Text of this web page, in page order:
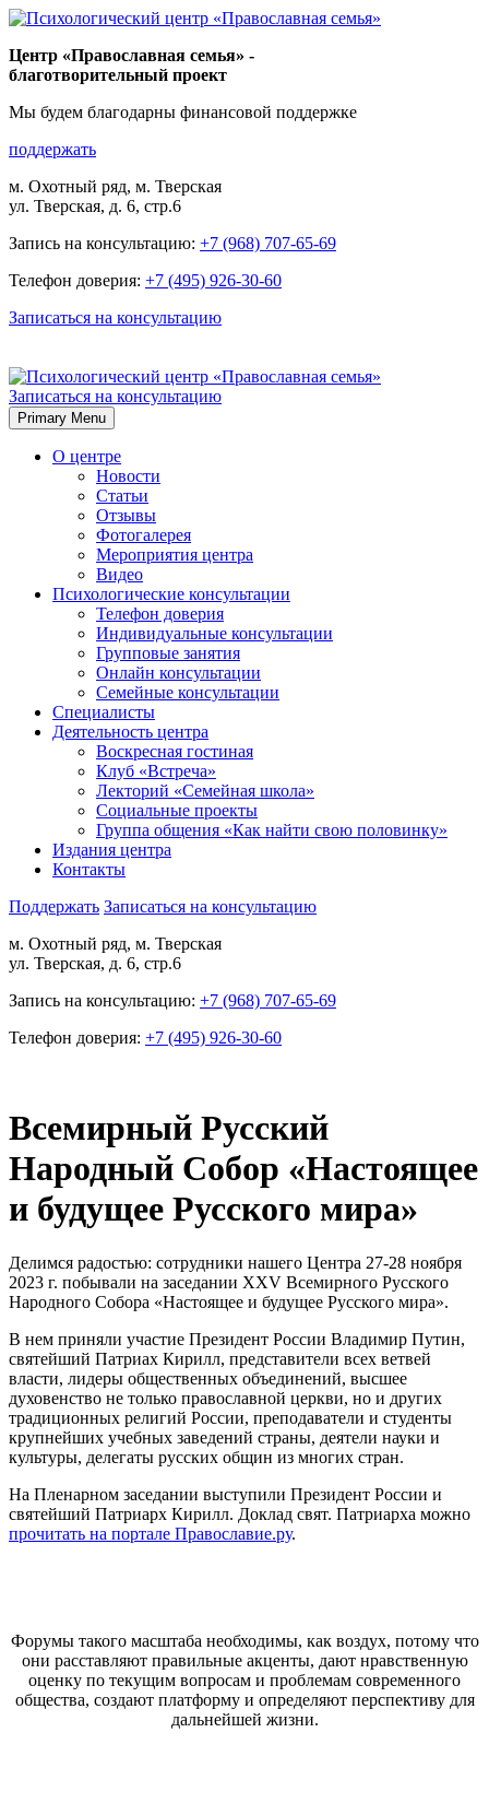
Skip
content
Центр «Православная семья» -
благотворительный проект
Мы будем благодарны финансовой поддержке
поддержать
м. Охотный ряд, м. Тверская
ул. Тверская, д. 6, стр.6
Запись на консультацию: +7 (968) 707-65-69
Телефон доверия: +7 (495) 926-30-60
Записаться на консультацию
Записаться на консультацию
Primary Menu
О центре
Новости
Статьи
Отзывы
Фотогалерея
Мероприятия центра
Видео
Психологические консультации
Телефон доверия
Индивидуальные консультации
Групповые занятия
Онлайн консультации
Семейные консультации
Специалисты
Деятельность центра
Воскресная гостиная
Клуб «Встреча»
Лекторий «Семейная школа»
Социальные проекты
Группа общения «Как найти свою половинку»
Издания центра
Контакты
Поддержать Записаться на консультацию
м. Охотный ряд, м. Тверская
ул. Тверская, д. 6, стр.6
Запись на консультацию: +7 (968) 707-65-69
Телефон доверия: +7 (495) 926-30-60
Всемирный Русский
Народный Собор «Настоящее
и будущее Русского мира»
Делимся радостью: сотрудники нашего Центра 27-28 ноября
2023 г. побывали на заседании XXV Всемирного Русского
Народного Собора «Настоящее и будущее Русского мира».
В нем приняли участие Президент России Владимир Путин,
святейший Патриах Кирилл, представители всех ветвей
власти, лидеры общественных объединений, высшее
духовенство не только православной церкви, но и других
традиционных религий России, преподаватели и студенты
крупнейших учебных заведений страны, деятели науки и
культуры, делегаты русских общин из многих стран.
На Пленарном заседании выступили Президент России и
святейший Патриарх Кирилл. Доклад свят. Патриарха можно
прочитать на портале Православие.ру.
Форумы такого масштаба необходимы, как воздух, потому что
они расставляют правильные акценты, дают нравственную
оценку по текущим вопросам и проблемам современного
общества, создают платформу и определяют перспективу для
дальнейшей жизни.